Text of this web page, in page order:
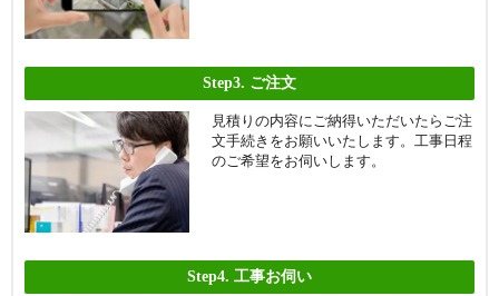
Step3. ご注文
見積りの内容にご納得いただいたらご注
文手続きをお願いいたします。工事日程
のご希望をお伺いします。
Step4. 工事お伺い